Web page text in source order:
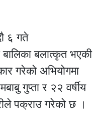
६ गते
बालिका बलात्कृत भएकी
गरेको अभियोगमा
गुप्ता र २२ वर्षीय
पक्राउ गरेको छ ।